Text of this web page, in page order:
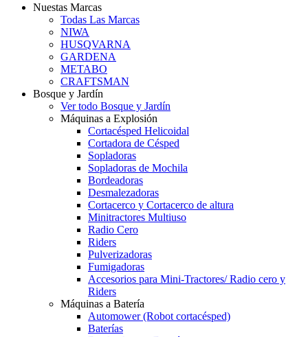
Nuestas Marcas
Todas Las Marcas
NIWA
HUSQVARNA
GARDENA
METABO
CRAFTSMAN
Bosque y Jardín
Ver todo Bosque y Jardín
Máquinas a Explosión
Cortacésped Helicoidal
Cortadora de Césped
Sopladoras
Sopladoras de Mochila
Bordeadoras
Desmalezadoras
Cortacerco y Cortacerco de altura
Minitractores Multiuso
Radio Cero
Riders
Pulverizadoras
Fumigadoras
Accesorios para Mini-Tractores/ Radio cero y
Riders
Máquinas a Batería
Automower (Robot cortacésped)
Baterías